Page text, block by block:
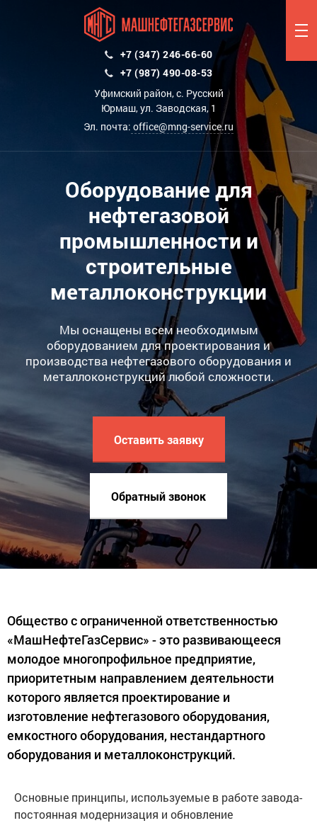
+7 (347) 246-66-60
+7 (987) 490-08-53
Уфимский район, с. Русский
Юрмаш, ул. Заводская, 1
Эл. почта: office@mng-service.ru
Оборудование для
нефтегазовой
промышленности и
строительные
металлоконструкции
Мы оснащены всем необходимым
оборудованием для проектирования и
производства нефтегазового оборудования и
металлоконструкций любой сложности.
Оставить заявку
Обратный звонок
Общество с ограниченной ответственностью
«МашНефтеГазСервис» - это развивающееся
молодое многопрофильное предприятие,
приоритетным направлением деятельности
которого является проектирование и
изготовление нефтегазового оборудования,
емкостного оборудования, нестандартного
оборудования и металлоконструкций.
Основные принципы, используемые в работе завода-
постоянная модернизация и обновление